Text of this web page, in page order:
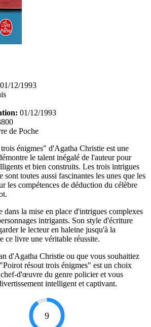
01/12/1993
01/12/1993
de Poche
énigmes" d'Agatha Christie est une
le talent inégalé de l'auteur pour
et bien construits. Les trois intrigues
sont toutes aussi fascinantes les unes que les
les compétences de déduction du célèbre
dans la mise en place d'intrigues complexes
intrigants. Son style d'écriture
le lecteur en haleine jusqu'à la
ce livre une véritable réussite.
d'Agatha Christie ou que vous souhaitiez
résout trois énigmes" est un choix
d'œuvre du genre policier et vous
intelligent et captivant.
9